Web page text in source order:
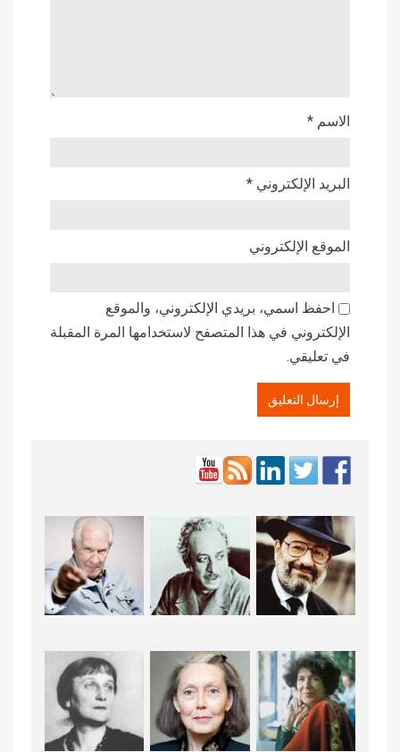
الاسم *
البريد الإلكتروني *
الموقع الإلكتروني
احفظ اسمي، بريدي الإلكتروني، والموقع
الإلكتروني في هذا المتصفح لاستخدامها المرة المقبلة
في تعليقي.